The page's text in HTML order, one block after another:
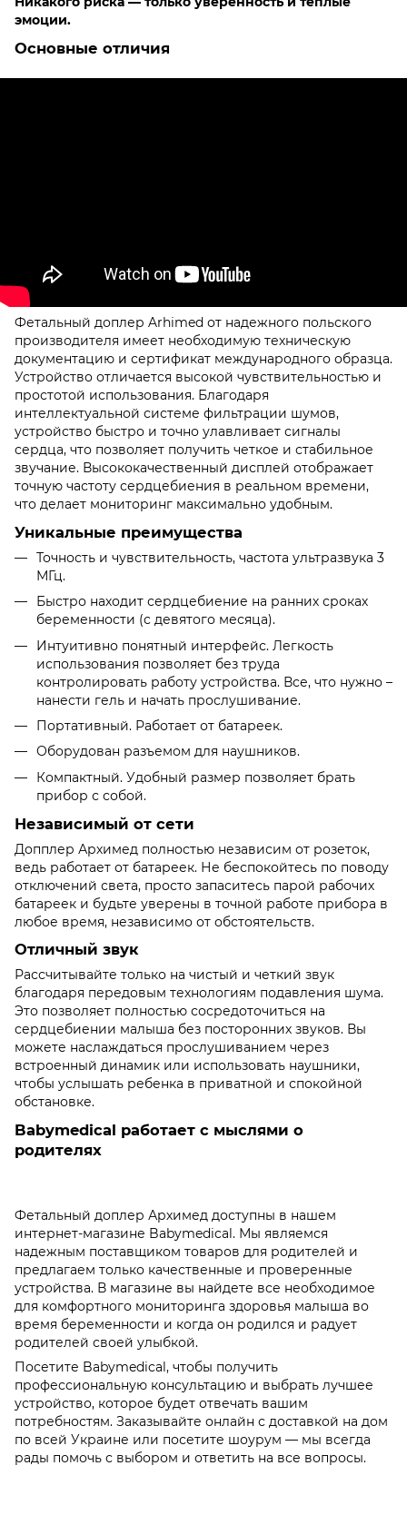
эмоции.
Основные отличия
Фетальный доплер Arhimed от надежного польского
производителя имеет необходимую техническую
документацию и сертификат международного образца.
Устройство отличается высокой чувствительностью и
простотой использования. Благодаря
интеллектуальной системе фильтрации шумов,
устройство быстро и точно улавливает сигналы
сердца, что позволяет получить четкое и стабильное
звучание. Высококачественный дисплей отображает
точную частоту сердцебиения в реальном времени,
что делает мониторинг максимально удобным.
Уникальные преимущества
Точность и чувствительность, частота ультразвука 3
МГц.
Быстро находит сердцебиение на ранних сроках
беременности (с девятого месяца).
Интуитивно понятный интерфейс. Легкость
использования позволяет без труда
контролировать работу устройства. Все, что нужно –
нанести гель и начать прослушивание.
Портативный. Работает от батареек.
Оборудован разъемом для наушников.
Компактный. Удобный размер позволяет брать
прибор с собой.
Независимый от сети
Допплер Архимед полностью независим от розеток,
ведь работает от батареек. Не беспокойтесь по поводу
отключений света, просто запаситесь парой рабочих
батареек и будьте уверены в точной работе прибора в
любое время, независимо от обстоятельств.
Отличный звук
Рассчитывайте только на чистый и четкий звук
благодаря передовым технологиям подавления шума.
Это позволяет полностью сосредоточиться на
сердцебиении малыша без посторонних звуков. Вы
можете наслаждаться прослушиванием через
встроенный динамик или использовать наушники,
чтобы услышать ребенка в приватной и спокойной
обстановке.
Babymedical работает с мыслями о
родителях
Фетальный доплер Архимед доступны в нашем
интернет-магазине Babymedical. Мы являемся
надежным поставщиком товаров для родителей и
предлагаем только качественные и проверенные
устройства. В магазине вы найдете все необходимое
для комфортного мониторинга здоровья малыша во
время беременности и когда он родился и радует
родителей своей улыбкой.
Посетите Babymedical, чтобы получить
профессиональную консультацию и выбрать лучшее
устройство, которое будет отвечать вашим
потребностям. Заказывайте онлайн с доставкой на дом
по всей Украине или посетите шоурум — мы всегда
рады помочь с выбором и ответить на все вопросы.